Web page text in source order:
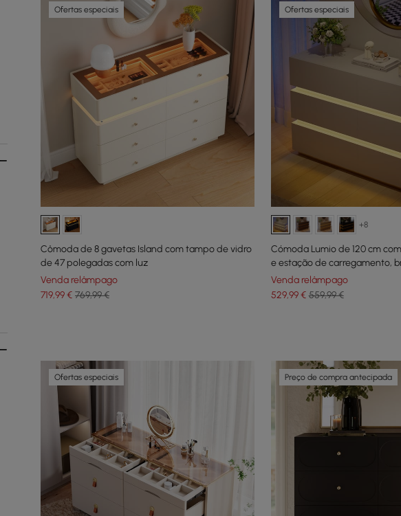
Ofertas especiais
Cômoda de 8 gavetas Island com tampo de vidro
de 47 polegadas com luz
Venda relâmpago
719,99€ 769,99 €
Ofertas especiais
+8
Cómoda Lumio de 120 cm
e estação de carregamento,
Venda relâmpago
529,99€ 559,99 €
Ofertas especiais Preço de compra antecipada